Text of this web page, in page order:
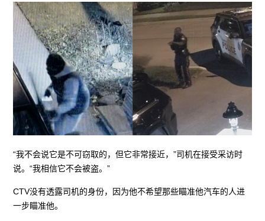
“我不会说它是不可窃取的，但它非常接近，”司机在接受采访时
说。“我相信它不会被盗。”
CTV没有透露司机的身份，因为他不希望那些瞄准他汽车的人进
一步瞄准他。